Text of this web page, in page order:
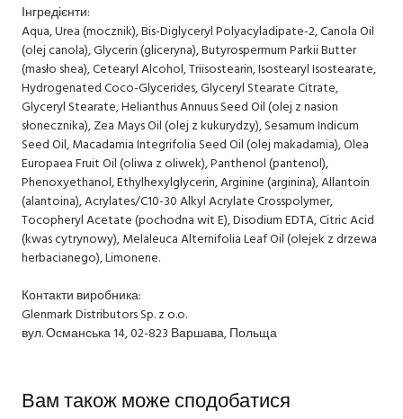
Інгредієнти:
Aqua, Urea (mocznik), Bis-Diglyceryl Polyacyladipate-2, Canola Oil
(olej canola), Glycerin (gliceryna), Butyrospermum Parkii Butter
(masło shea), Cetearyl Alcohol, Triisostearin, Isostearyl Isostearate,
Hydrogenated Coco-Glycerides, Glyceryl Stearate Citrate,
Glyceryl Stearate, Helianthus Annuus Seed Oil (olej z nasion
słonecznika), Zea Mays Oil (olej z kukurydzy), Sesamum Indicum
Seed Oil, Macadamia Integrifolia Seed Oil (olej makadamia), Olea
Europaea Fruit Oil (oliwa z oliwek), Panthenol (pantenol),
Phenoxyethanol, Ethylhexylglycerin, Arginine (arginina), Allantoin
(alantoina), Acrylates/C10-30 Alkyl Acrylate Crosspolymer,
Tocopheryl Acetate (pochodna wit E), Disodium EDTA, Citric Acid
(kwas cytrynowy), Melaleuca Alternifolia Leaf Oil (olejek z drzewa
herbacianego), Limonene.
Контакти виробника:
Glenmark Distributors Sp. z o.o.
вул. Османська 14, 02-823 Варшава, Польща
Вам також може сподобатися